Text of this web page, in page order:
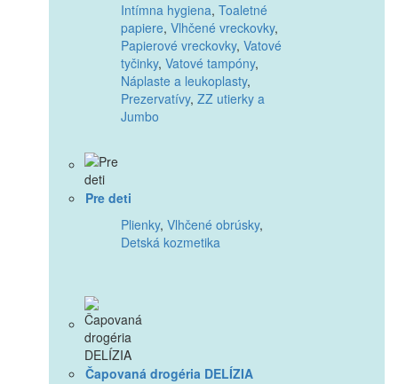
Intímna hygiena, Toaletné
papiere, Vlhčené vreckovky,
Papierové vreckovky, Vatové
tyčinky, Vatové tampóny,
Náplaste a leukoplasty,
Prezervatívy, ZZ utierky a
Jumbo
Pre deti
Plienky, Vlhčené obrúsky,
Detská kozmetika
Čapovaná drogéria DELÍZIA